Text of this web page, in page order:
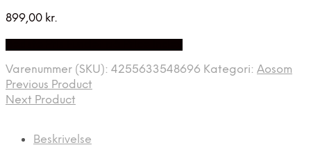
899,00 kr.
Varenummer (SKU): 4255633548696 Kategori: Aosom
Previous Product
Next Product
Beskrivelse